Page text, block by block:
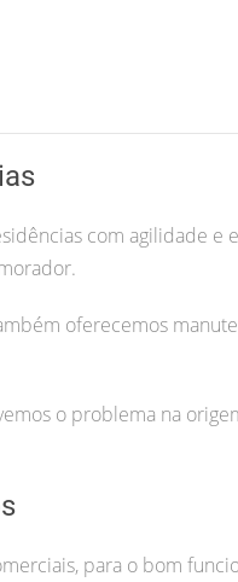
com agilidade e
oferecemos
o problema na
para o bom